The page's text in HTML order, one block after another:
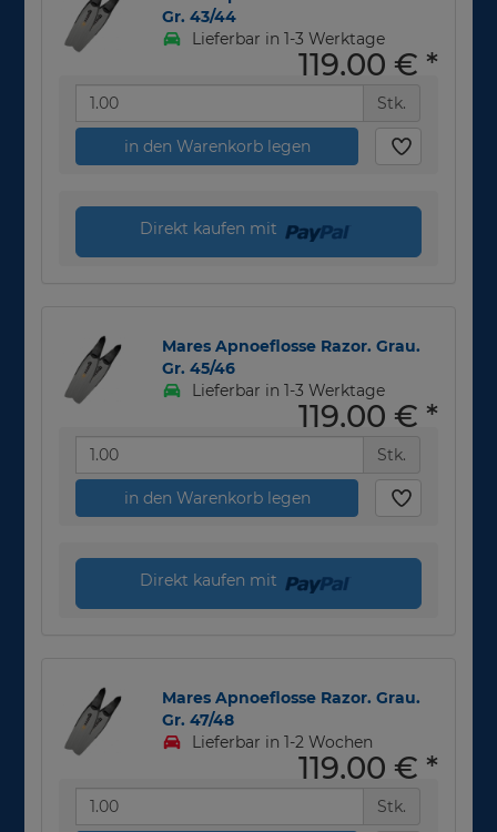
Gr. 43/44
Lieferbar in 1-3 Werktage
119,00 € *
Stk.
in den Warenkorb legen
Direkt kaufen mit
Mares Apnoeflosse Razor. Grau.
Gr. 45/46
Lieferbar in 1-3 Werktage
119,00 € *
Stk.
in den Warenkorb legen
Direkt kaufen mit
Mares Apnoeflosse Razor. Grau.
Gr. 47/48
Lieferbar in 1-2 Wochen
119,00 € *
Stk.